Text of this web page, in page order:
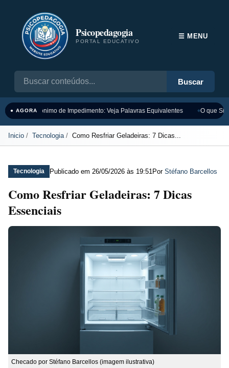
Psicopedagogia
PORTAL EDUCATIVO
Buscar
☰ MENU
● AGORASinônimo de Impedimento: Veja Palavras Equivalentes O que
Inicio Tecnologia Como Resfriar Geladeiras: 7 Dicas...
Tecnologia Publicado em 26/05/2026 às 19:51 Por Stéfano Barcellos
Como Resfriar Geladeiras: 7 Dicas
Essenciais
Checado por Stéfano Barcellos (imagem ilustrativa)